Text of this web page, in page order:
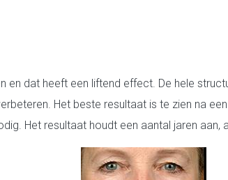
dat heeft een liftend effect. De hele
Het beste resultaat is te zien na
Het resultaat houdt een aantal jaren aan,